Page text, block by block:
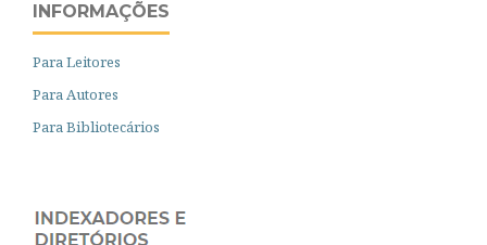
INFORMAÇÕES
Para Leitores
Para Autores
Para Bibliotecários